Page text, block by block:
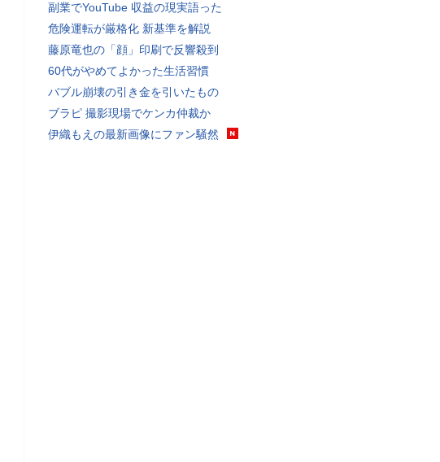
副業でYouTube 収益の現実語った
危険運転が厳格化 新基準を解説
藤原竜也の「顔」印刷で反響殺到
60代がやめてよかった生活習慣
バブル崩壊の引き金を引いたもの
ブラピ 撮影現場でケンカ仲裁か
伊織もえの最新画像にファン騒然